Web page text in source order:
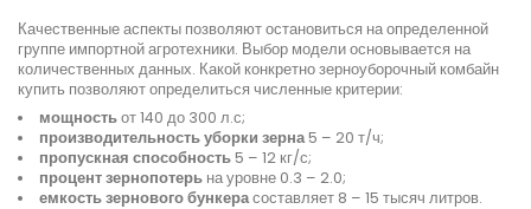
Качественные аспекты позволяют остановиться на определенной
группе импортной агротехники. Выбор модели основывается на
количественных данных. Какой конкретно зерноуборочный комбайн
купить позволяют определиться численные критерии:
мощностьот 140 до 300 л.с;
производительность уборки зерна5 – 20 т/ч;
пропускная способность5 – 12 кг/с;
процент зернопотерьна уровне 0.3 – 2.0;
емкость зернового бункерасоставляет 8 – 15 тысяч литров.